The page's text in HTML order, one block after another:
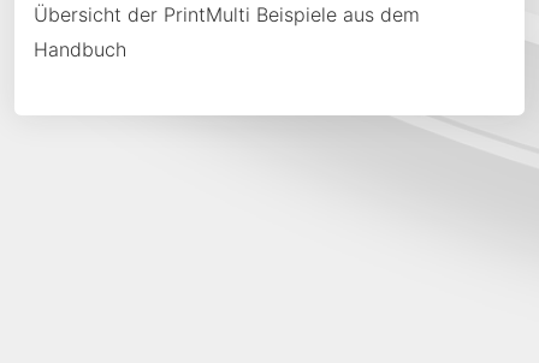
Übersicht der PrintMulti Beispiele aus dem
Handbuch